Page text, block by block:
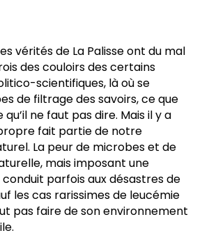
vérités de La Palisse ont du mal
des couloirs des certains
scientifiques, là où se
de filtrage des savoirs, ce que
ne faut pas dire. Mais il y a
fait partie de notre
La peur de microbes et de
mais imposant une
conduit parfois aux désastres de
les cas rarissimes de leucémie
pas faire de son environnement